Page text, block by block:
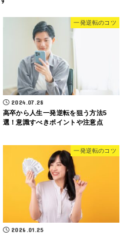
一発逆転のコツ
2024.07.28
高卒から人生一発逆転を狙う方法5
選！意識すべきポイントや注意点
一発逆転のコツ
2026.01.25